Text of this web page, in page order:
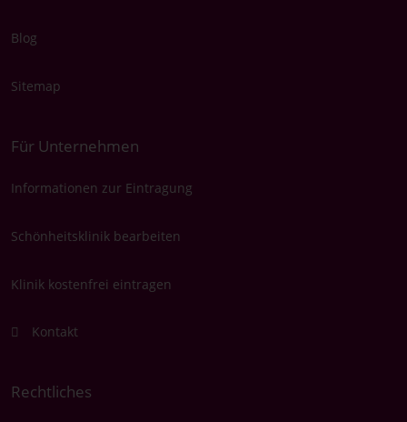
Blog
Sitemap
Für Unternehmen
Informationen zur Eintragung
Schönheitsklinik bearbeiten
Klinik kostenfrei eintragen
Kontakt
Rechtliches